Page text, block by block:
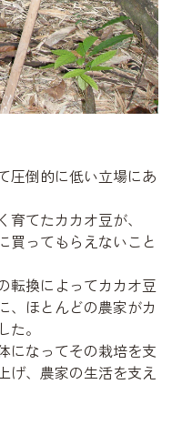
圧倒的に低い立場にあ
てたカカオ豆が、
買ってもらえないこと
転換によってカカオ豆
、ほとんどの農家がカ
。
になってその栽培を支
げ、農家の生活を支え